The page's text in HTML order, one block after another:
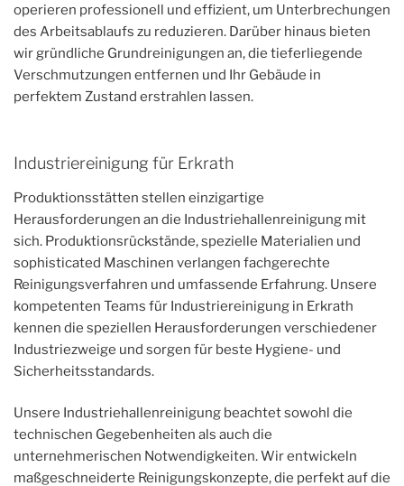
operieren professionell und effizient, um Unterbrechungen
des Arbeitsablaufs zu reduzieren. Darüber hinaus bieten
wir gründliche Grundreinigungen an, die tieferliegende
Verschmutzungen entfernen und Ihr Gebäude in
perfektem Zustand erstrahlen lassen.
Industriereinigung für Erkrath
Produktionsstätten stellen einzigartige
Herausforderungen an die Industriehallenreinigung mit
sich. Produktionsrückstände, spezielle Materialien und
sophisticated Maschinen verlangen fachgerechte
Reinigungsverfahren und umfassende Erfahrung. Unsere
kompetenten Teams für Industriereinigung in Erkrath
kennen die speziellen Herausforderungen verschiedener
Industriezweige und sorgen für beste Hygiene- und
Sicherheitsstandards.
Unsere Industriehallenreinigung beachtet sowohl die
technischen Gegebenheiten als auch die
unternehmerischen Notwendigkeiten. Wir entwickeln
maßgeschneiderte Reinigungskonzepte, die perfekt auf die